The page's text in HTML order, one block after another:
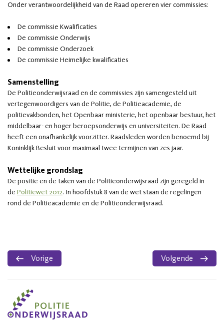
Onder verantwoordelijkheid van de Raad opereren vier commissies:
De commissie Kwalificaties
De commissie Onderwijs
De commissie Onderzoek
De commissie Heimelijke kwalificaties
Samenstelling
De Politieonderwijsraad en de commissies zijn samengesteld uit
vertegenwoordigers van de Politie, de Politieacademie, de
politievakbonden, het Openbaar ministerie, het openbaar bestuur, het
middelbaar- en hoger beroepsonderwijs en universiteiten. De Raad
heeft een onafhankelijk voorzitter. Raadsleden worden benoemd bij
Koninklijk Besluit voor maximaal twee termijnen van zes jaar.
Wettelijke grondslag
De positie en de taken van de Politieonderwijsraad zijn geregeld in
de Politiewet 2012. In hoofdstuk 8 van de wet staan de regelingen
rond de Politieacademie en de Politieonderwijsraad.
Vorige Volgende